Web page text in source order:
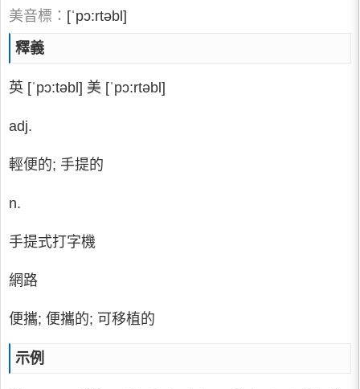
美音標： [ˈpɔ:rtəbl]
釋義
英 [ˈpɔ:təbl] 美 [ˈpɔ:rtəbl]
adj.
輕便的; 手提的
n.
手提式打字機
網路
便攜; 便攜的; 可移植的
示例